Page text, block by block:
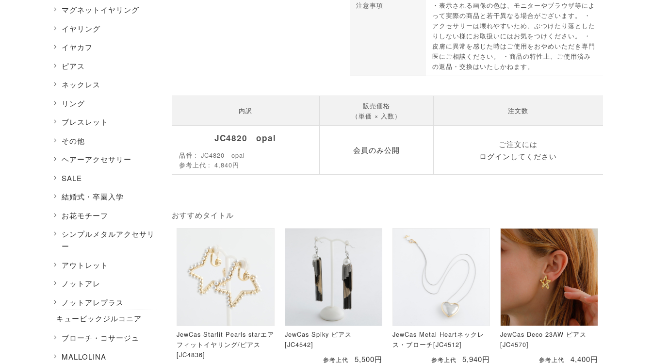
注意事項
・表示される画像の色は、モニターやブラウザ等によ
って実際の商品と若干異なる場合がございます。 ・
アクセサリーは壊れやすいため、ぶつけたり落とした
りしない様にお取扱いにはお気をつけください。 ・
皮膚に異常を感じた時はご使用をおやめいただき専門
医にご相談ください。 ・商品の特性上、ご使用済み
の返品・交換はいたしかねます。
内訳
販売価格
（単価 × 入数）
注文数
JC4820 opal
品番
JC4820 opal
参考上代
4,840円
会員のみ公開
ご注文には
ログイン してください
おすすめタイトル
JewCas Starlit Pearls starエア
フィットイヤリング/ピアス
[JC4836]
JewCas Spiky ピアス
[JC4542]
参考上代 5,500円
JewCas Metal Heartネックレ
ス・ブローチ[JC4512]
参考上代 5,940円
JewCas Deco 23AW ピアス
[JC4570]
参考上代 4,400円
マグネットイヤリング
イヤリング
イヤカフ
ピアス
ネックレス
リング
ブレスレット
その他
ヘアーアクセサリー
SALE
結婚式・卒園入学
お花モチーフ
シンプルメタルアクセサリ
ー
アウトレット
ノットアレ
ノットアレプラス
キュービックジルコニア
ブローチ・コサージュ
MALLOLINA